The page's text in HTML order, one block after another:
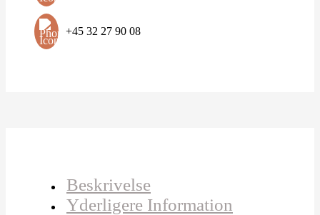
+45 32 27 90 08
Beskrivelse
Yderligere Information